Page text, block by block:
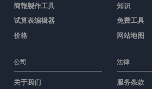
簡報製作工具
试算表编辑器
价格
知识
免费工具
网站地图
公司
关于我们
法律
服务条款